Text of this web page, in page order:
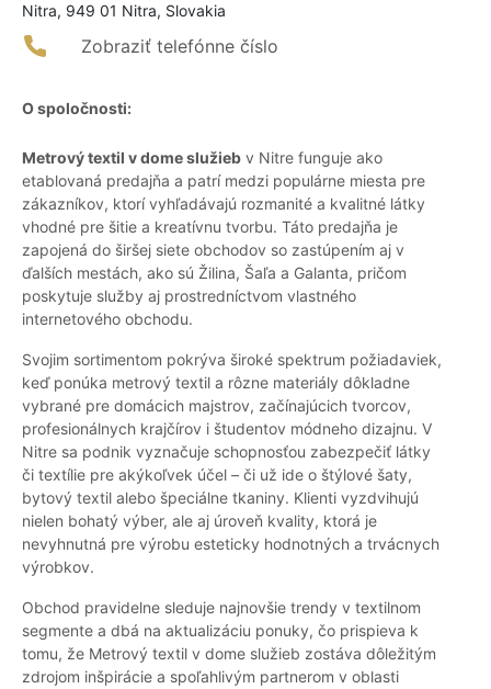
Nitra, 949 01 Nitra, Slovakia
Zobraziť telefónne číslo
O spoločnosti:
Metrový textil v dome služieb v Nitre funguje ako
etablovaná predajňa a patrí medzi populárne miesta pre
zákazníkov, ktorí vyhľadávajú rozmanité a kvalitné látky
vhodné pre šitie a kreatívnu tvorbu. Táto predajňa je
zapojená do širšej siete obchodov so zastúpením aj v
ďalších mestách, ako sú Žilina, Šaľa a Galanta, pričom
poskytuje služby aj prostredníctvom vlastného
internetového obchodu.
Svojim sortimentom pokrýva široké spektrum požiadaviek,
keď ponúka metrový textil a rôzne materiály dôkladne
vybrané pre domácich majstrov, začínajúcich tvorcov,
profesionálnych krajčírov i študentov módneho dizajnu. V
Nitre sa podnik vyznačuje schopnosťou zabezpečiť látky
či textílie pre akýkoľvek účel – či už ide o štýlové šaty,
bytový textil alebo špeciálne tkaniny. Klienti vyzdvihujú
nielen bohatý výber, ale aj úroveň kvality, ktorá je
nevyhnutná pre výrobu esteticky hodnotných a trvácnych
výrobkov.
Obchod pravidelne sleduje najnovšie trendy v textilnom
segmente a dbá na aktualizáciu ponuky, čo prispieva k
tomu, že Metrový textil v dome služieb zostáva dôležitým
zdrojom inšpirácie a spoľahlivým partnerom v oblasti